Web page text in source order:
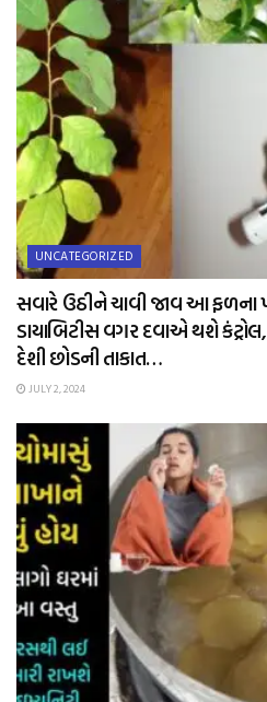
UNCATEGORIZED
સવારે ઉઠીને ચાવી જાવ આ ફળના
ડાયાબિટીસ વગર દવાએ થશે
દેશી છોડની તાકાત…
JULY 2, 2024